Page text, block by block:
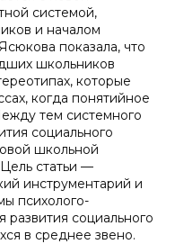
системой,
и началом
показала, что
школьников
которые
когда понятийное
тем системного
социального
школьной
статьи —
инструментарий и
психолого-
социального
в среднее звено.